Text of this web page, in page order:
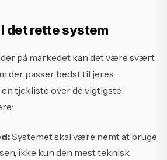
det rette system
på markedet kan det være svært
der passer bedst til jeres
tjekliste over de vigtigste
Systemet skal være nemt at bruge
ikke kun den mest teknisk